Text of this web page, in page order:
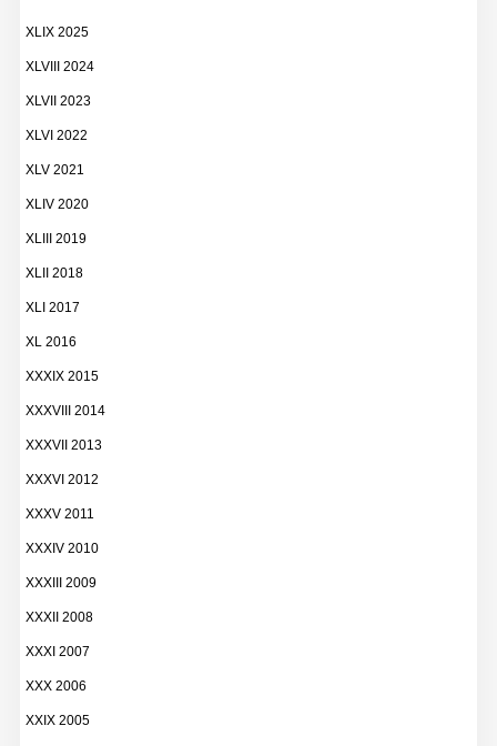
XLIX 2025
XLVIII 2024
XLVII 2023
XLVI 2022
XLV 2021
XLIV 2020
XLIII 2019
XLII 2018
XLI 2017
XL 2016
XXXIX 2015
XXXVIII 2014
XXXVII 2013
XXXVI 2012
XXXV 2011
XXXIV 2010
XXXIII 2009
XXXII 2008
XXXI 2007
XXX 2006
XXIX 2005